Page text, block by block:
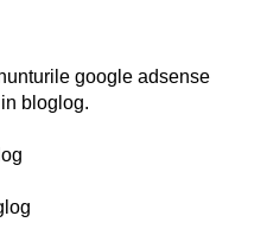
google adsense
bloglog.